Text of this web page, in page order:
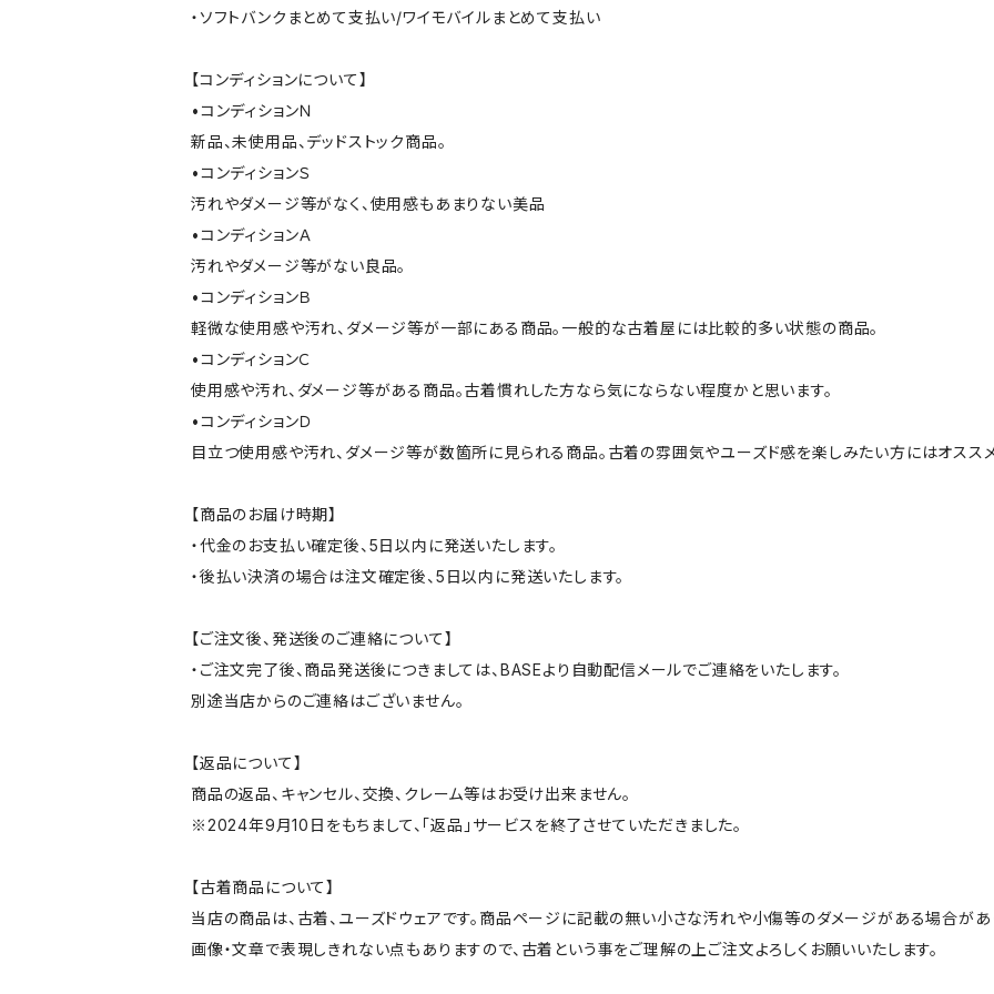
・ソフトバンクまとめて支払い/ワイモバイルまとめて支払い
【コンディションについて】
•コンディションＮ
新品、未使用品、デッドストック商品。
•コンディションＳ
汚れやダメージ等がなく、使用感もあまりない美品
•コンディションＡ
汚れやダメージ等がない良品。
•コンディションＢ
軽微な使用感や汚れ、ダメージ等が一部にある商品。一般的な古着屋には比較的多い状態の商品。
•コンディションＣ
使用感や汚れ、ダメージ等がある商品。古着慣れした方なら気にならない程度かと思います。
•コンディションＤ
目立つ使用感や汚れ、ダメージ等が数箇所に見られる商品。古着の雰囲気やユーズド感を楽しみたい方にはオスス
【商品のお届け時期】
・代金のお支払い確定後、5日以内に発送いたします。
・後払い決済の場合は注文確定後、5日以内に発送いたします。
【ご注文後、発送後のご連絡について】
・ご注文完了後、商品発送後につきましては、BASEより自動配信メールでご連絡をいたします。
別途当店からのご連絡はございません。
【返品について】
商品の返品、キャンセル、交換、クレーム等はお受け出来ません。
※2024年9月10日をもちまして、「返品」サービスを終了させていただきました。
【古着商品について】
当店の商品は、古着、ユーズドウェアです。商品ページに記載の無い小さな汚れや小傷等のダメージがある場合があ
画像・文章で表現しきれない点もありますので、古着という事をご理解の上ご注文よろしくお願いいたします。